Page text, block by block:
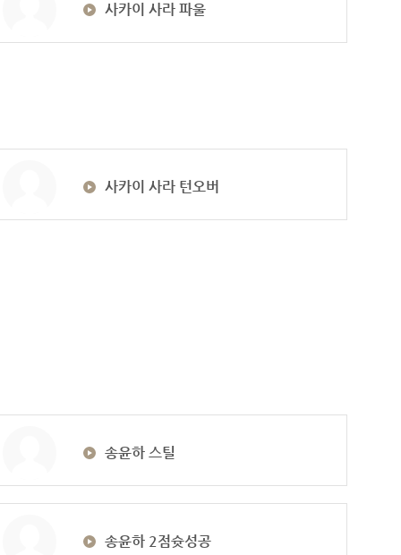
사카이 사라 파울
사카이 사라 턴오버
송윤하 스틸
송윤하 2점슛성공